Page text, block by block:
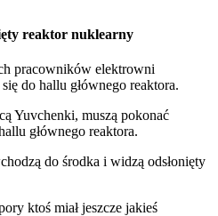
reaktor nuklearny
pracowników elektrowni
do hallu głównego reaktora.
Yuvchenki, muszą pokonać
głównego reaktora.
do środka i widzą odsłonięty
ktoś miał jeszcze jakieś